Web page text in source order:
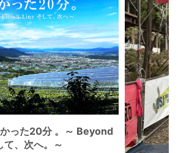
った20分 。～ Beyond
、次へ。～